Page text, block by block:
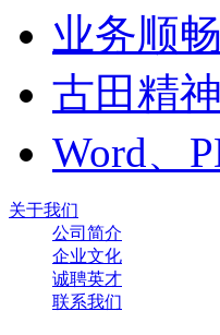
业务顺
古田精
Word、
关于我们
公司简介
企业文化
诚聘英才
联系我们